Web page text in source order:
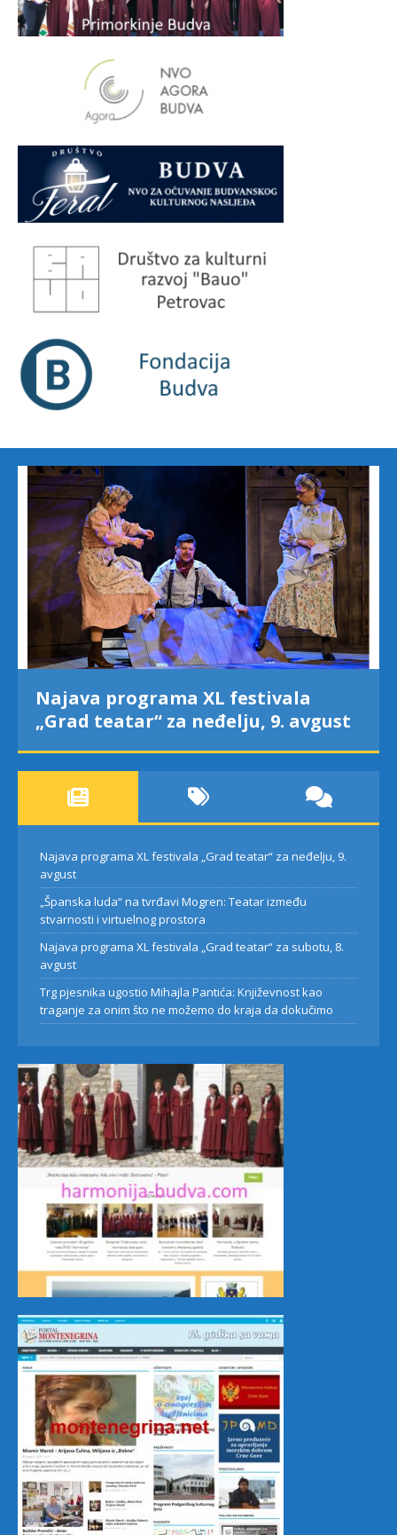
Najava programa XL festivala
„Grad teatar“ za neđelju, 9. avgust
Najava programa XL festivala „Grad teatar“ za neđelju, 9.
avgust
„Španska luda“ na tvrđavi Mogren: Teatar između
stvarnosti i virtuelnog prostora
Najava programa XL festivala „Grad teatar“ za subotu, 8.
avgust
Trg pjesnika ugostio Mihajla Pantića: Književnost kao
traganje za onim što ne možemo do kraja da dokučimo